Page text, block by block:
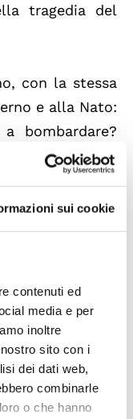
sui cookie
contenuti ed
media e per
inoltre
sito con i
dei dati web,
combinarle
o che hanno
tragedia del
con la stessa
e alla Nato:
bombardare?
vittime
e
Facciamo
per la pace,
tutte le donne
chiavi della